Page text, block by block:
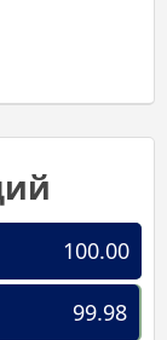
100.00
99.98